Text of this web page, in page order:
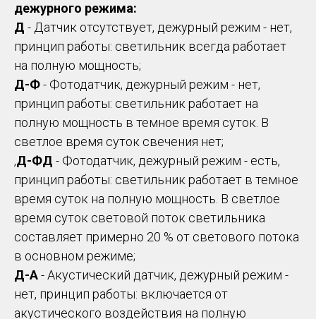
дежурного режима:
Д - Датчик отсутствует, дежурный режим - нет,
принцип работы: светильник всегда работает
на полную мощность;
Д-Ф- Фотодатчик, дежурный режим - нет,
принцип работы: светильник работает на
полную мощность в темное время суток. В
светлое время суток свечения нет;
,Д-ФД - Фотодатчик, дежурный режим - есть,
принцип работы: светильник работает в темное
время суток на полную мощность. В светлое
время суток световой поток светильника
составляет примерно 20 % от светового потока
в основном режиме;
Д-А- Акустический датчик, дежурный режим -
нет, принцип работы: включается от
акустического воздействия на полную